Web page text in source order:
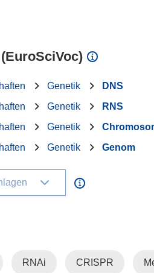
Genetik
DNS
Genetik
RNS
Genetik
Genetik Genom
RNAi CRISPR